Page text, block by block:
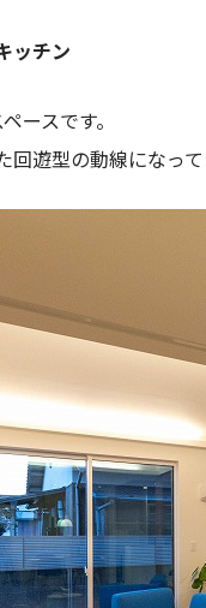
ッチン
ースです。
回遊型の動線になっ